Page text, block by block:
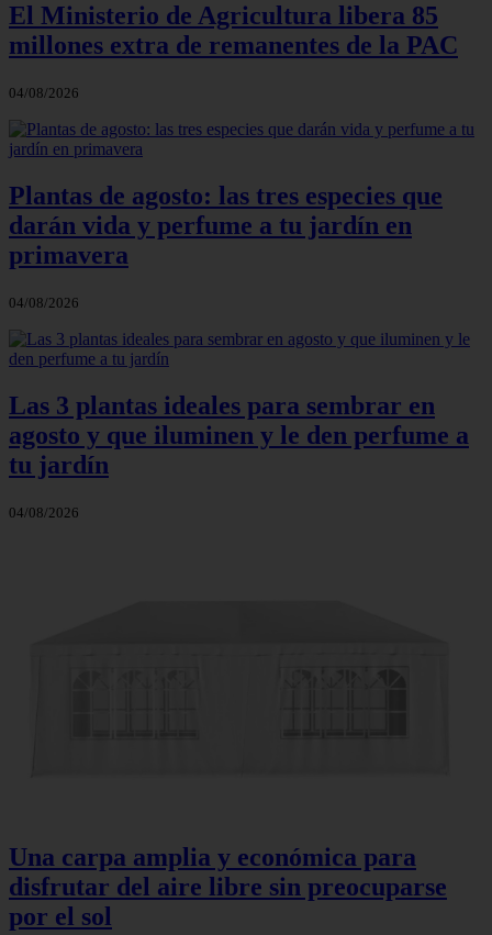
El Ministerio de Agricultura libera 85
millones extra de remanentes de la PAC
04/08/2026
Plantas de agosto: las tres especies que
darán vida y perfume a tu jardín en
primavera
04/08/2026
Las 3 plantas ideales para sembrar en
agosto y que iluminen y le den perfume a
tu jardín
04/08/2026
Una carpa amplia y económica para
disfrutar del aire libre sin preocuparse
por el sol